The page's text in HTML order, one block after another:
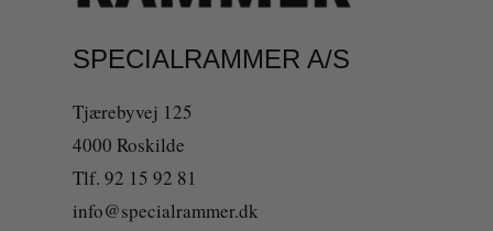
SPECIALRAMMER A/S
Tjærebyvej 125
4000 Roskilde
Tlf. 92 15 92 81
info@specialrammer.dk